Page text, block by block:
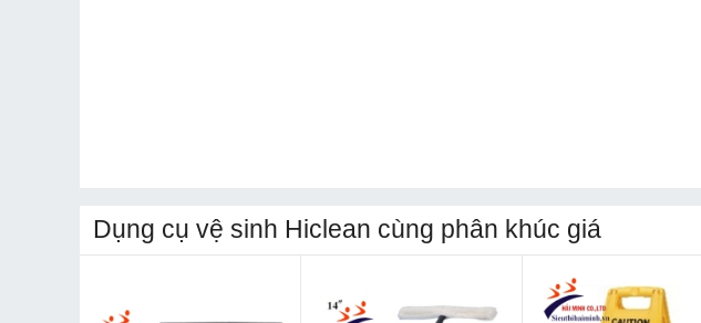
Dụng cụ vệ sinh Hiclean cùng phân khúc giá